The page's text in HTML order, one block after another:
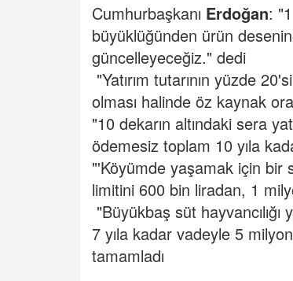
Cumhurbaşkanı Erdoğan:
büyüklüğünden ürün
güncelleyeceğiz." dedi
"Yatırım tutarının yüzde
olması halinde öz kaynak
"10 dekarın altındaki sera
ödemesiz toplam 10 yıla
"'Köyümde yaşamak için bir
limitini 600 bin liradan, 1
"Büyükbaş süt
7 yıla kadar vadeyle 5
tamamladı